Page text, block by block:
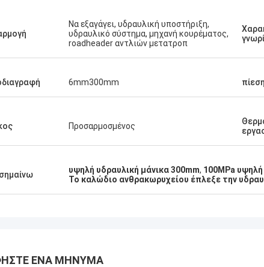
που συνεργάστηκαν με την
το 2020, τα λάστιχα
αποδώσει μηδενικές
αδιάλειπτης
Να εξαγάγει, υδραυλική υποστήριξη,
υδραυλικό σύστημα, μηχανή κουρέματος,
roadheader αντλιών μετατροπ
6mm300mm
Προσαρμοσμένος
υψηλή υδραυλική μάνικα 300mm, 100MPa
Το καλώδιο ανθρακωρυχείου έπλεξε την
ΈΝΑ ΜΉΝΥΜΑ